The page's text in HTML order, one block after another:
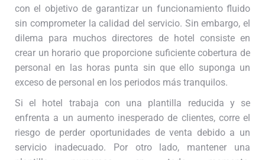
con el objetivo de garantizar un funcionamiento fluido
sin comprometer la calidad del servicio. Sin embargo, el
dilema para muchos directores de hotel consiste en
crear un horario que proporcione suficiente cobertura de
personal en las horas punta sin que ello suponga un
exceso de personal en los periodos más tranquilos.
Si el hotel trabaja con una plantilla reducida y se
enfrenta a un aumento inesperado de clientes, corre el
riesgo de perder oportunidades de venta debido a un
servicio inadecuado. Por otro lado, mantener una